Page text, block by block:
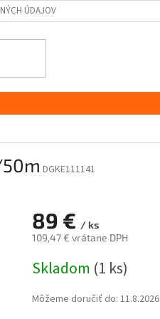
ÚDAJOV
DGKE111141
89 € / ks
109,47 € vrátane DPH
cena:
Skladom (1 ks)
Môžeme doručiť do: 11.8.2026